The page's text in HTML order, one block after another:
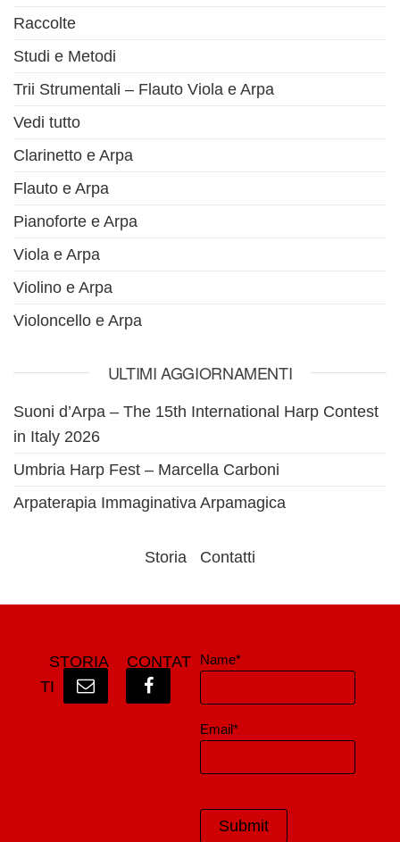
Raccolte
Studi e Metodi
Trii Strumentali – Flauto Viola e Arpa
Vedi tutto
Clarinetto e Arpa
Flauto e Arpa
Pianoforte e Arpa
Viola e Arpa
Violino e Arpa
Violoncello e Arpa
ULTIMI AGGIORNAMENTI
Suoni d’Arpa – The 15th International Harp Contest
in Italy 2026
Umbria Harp Fest – Marcella Carboni
Arpaterapia Immaginativa Arpamagica
Storia Contatti
STORIA
CONTAT
TI
Name*
Email*